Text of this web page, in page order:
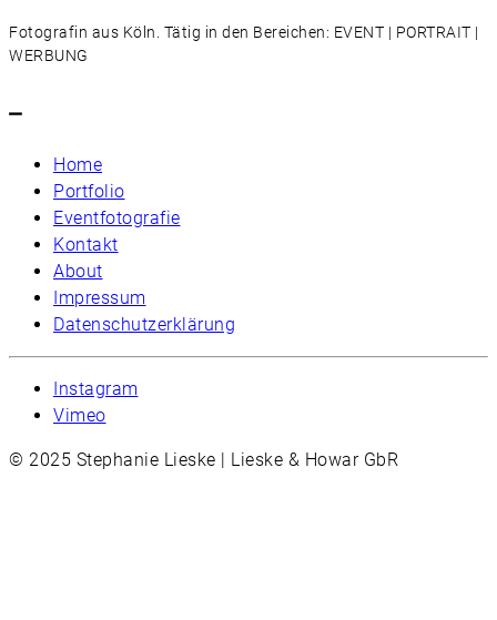
Fotografin aus Köln. Tätig in den Bereichen: EVENT | PORTRAIT |
WERBUNG
–
Home
Portfolio
Eventfotografie
Kontakt
About
Impressum
Datenschutzerklärung
Instagram
Vimeo
© 2025 Stephanie Lieske | Lieske & Howar GbR